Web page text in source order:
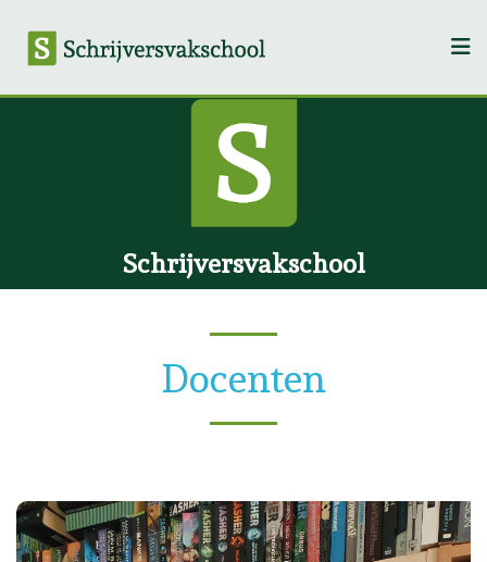
Schrijversvakschool
Docenten